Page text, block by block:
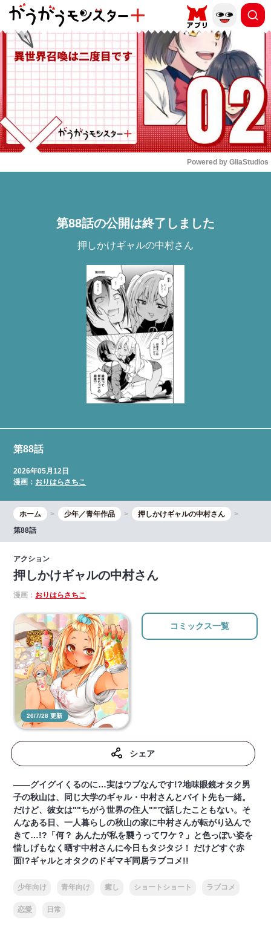
もっと読む
Powered by GliaStudios
第88話の公開は終了しました
押しかけギャルの中村さん
第88話
2026年05月12日
漫画： おりはらさちこ
ホーム 少年／青年作品
押しかけギャルの中村さん
第88話
アクション
押しかけギャルの中村さん
漫画： おりはらさちこ
26/7/28 更新
コミックス一覧
シェア
――グイグイくるのに…実はウブなんです!?地味眼鏡オタク男
子の秋山は、同じ大学のギャル・中村さんとバイト先も一緒。
だけど、彼女は""ちがう世界の住人""で話したこともない。そ
んなある日、一人暮らしの秋山の家に中村さんが転がり込んで
きて…!?「何？ あんたが私を襲うってワケ？」と色っぽい姿を
惜しげもなく晒す中村さんに今日もタジタジ！ だけどすぐ赤
面!?ギャルとオタクのドギマギ同居ラブコメ!!
少年向け 青年向け 癒し ショートショート ラブコメ
恋愛 日常